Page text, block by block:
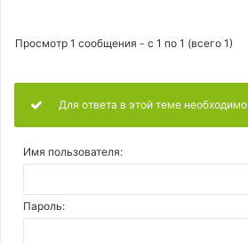
Просмотр 1 сообщения - с 1 по 1 (всего 1)
Для ответа в этой теме
Имя пользователя:
Пароль: